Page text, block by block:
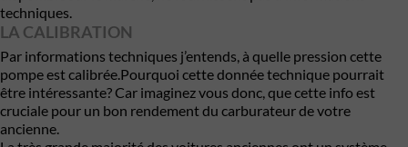
techniques.
LA CALIBRATION
Par informations techniques j’entends, à quelle pression cette
pompe est calibrée.Pourquoi cette donnée technique pourrait
être intéressante? Car imaginez vous donc, que cette info est
cruciale pour un bon rendement du carburateur de votre
ancienne.